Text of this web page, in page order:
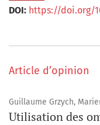
DOI: https://doi.org/
Article d’opinion
Guillaume Grzych,
Utilisation des